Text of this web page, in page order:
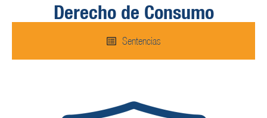
Derecho de Consumo
Sentencias